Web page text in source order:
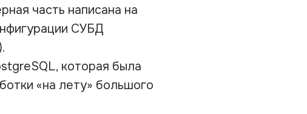
часть написана на
СУБД
которая была
«на лету» большого